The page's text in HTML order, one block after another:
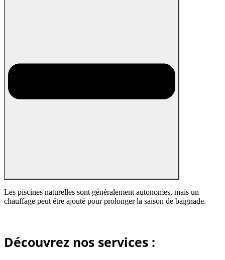
Les piscines naturelles sont généralement autonomes, mais un
chauffage peut être ajouté pour prolonger la saison de baignade.
Découvrez nos services :